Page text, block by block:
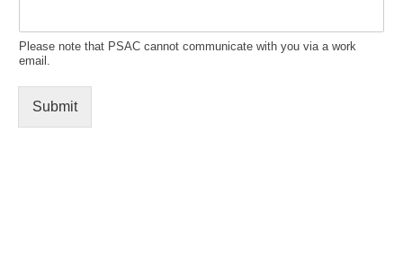
Please note that PSAC cannot communicate with you via a work
email.
Submit